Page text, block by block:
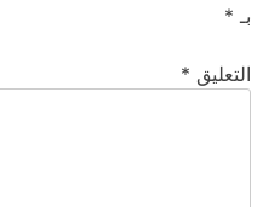
بـ *
التعليق *